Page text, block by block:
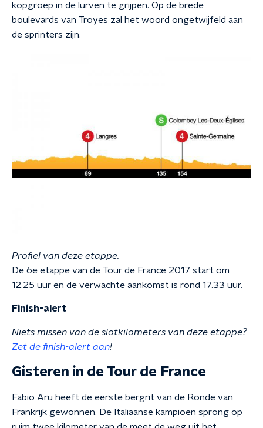
kopgroep in de lurven te grijpen. Op de brede
boulevards van Troyes zal het woord ongetwijfeld aan
de sprinters zijn.
Profiel van deze etappe.
De 6e etappe van de Tour de France 2017 start om
12.25 uur en de verwachte aankomst is rond 17.33 uur.
Finish-alert
Niets missen van de slotkilometers van deze etappe?
Zet de finish-alert aan!
Gisteren in de Tour de France
Fabio Aru heeft de eerste bergrit van de Ronde van
Frankrijk gewonnen. De Italiaanse kampioen sprong op